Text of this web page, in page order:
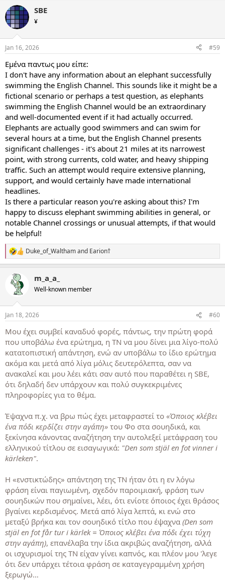
c
t
i
s
SBE
¥
Jan 16, 2026 #59
Εμένα παντως μου είπε:
I don't have any information about an elephant successfully
swimming the English Channel. This sounds like it might be a
fictional scenario or perhaps a test question, as elephants
swimming the English Channel would be an extraordinary
and well-documented event if it had actually occurred.
Elephants are actually good swimmers and can swim for
several hours at a time, but the English Channel presents
significant challenges - it's about 21 miles at its narrowest
point, with strong currents, cold water, and heavy shipping
traffic. Such an attempt would require extensive planning,
support, and would certainly have made international
headlines.
Is there a particular reason you're asking about this? I'm
happy to discuss elephant swimming abilities in general, or
notable Channel crossings or unusual attempts, if that would
be helpful!
R
e
c
s
Duke_of_Walthamand Earion†
m_a_a_
Well-known member
Jan 18, 2026 #60
Μου έχει συμβεί καναδυό φορές, πάντως, την πρώτη φορά
που υποβάλω ένα ερώτημα, η ΤΝ να μου δίνει μια λίγο-πολύ
κατατοπιστική απάντηση, ενώ αν υποβάλω το ίδιο ερώτημα
ακόμα και μετά από λίγα μόλις δευτερόλεπτα, σαν να
ανακαλεί και μου λέει κάτι σαν αυτό που παραθέτει η SBE,
ότι δηλαδή δεν υπάρχουν και πολύ συγκεκριμένες
πληροφορίες για το θέμα.
Έψαχνα π.χ. να βρω πώς έχει μεταφραστεί το «Όποιος κλέβει
ένα πόδι κερδίζει στην αγάπη» του Φο στα σουηδικά, και
ξεκίνησα κάνοντας αναζήτηση την αυτολεξεί μετάφραση του
ελληνικού τίτλου σε εισαγωγικά: "Den som stjäl en fot vinner i
kärleken".
Η «ενστικτώδης» απάντηση της ΤΝ ήταν ότι η εν λόγω
φράση είναι παγιωμένη, σχεδόν παροιμιακή, φράση των
σουηδικών που σημαίνει, λέει, ότι ενίοτε όποιος έχει θράσος
βγαίνει κερδισμένος. Μετά από λίγα λεπτά, κι ενώ στο
μεταξύ βρήκα και τον σουηδικό τίτλο που έψαχνα (Den som
stjäl en fot får tur i kärlek = Όποιος κλέβει ένα πόδι έχει τύχη
στην αγάπη), επανέλαβα την ίδια ακριβώς αναζήτηση, αλλά
οι ισχυρισμοί της ΤΝ είχαν γίνει καπνός, και πλέον μου 'λεγε
ότι δεν υπάρχει τέτοια φράση σε καταγεγραμμένη χρήση
ξερωγώ…